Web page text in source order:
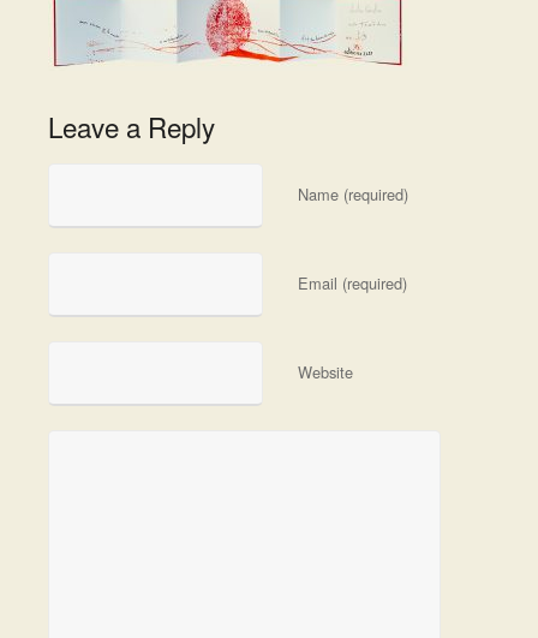
Leave a Reply
Name (required)
Email (required)
Website